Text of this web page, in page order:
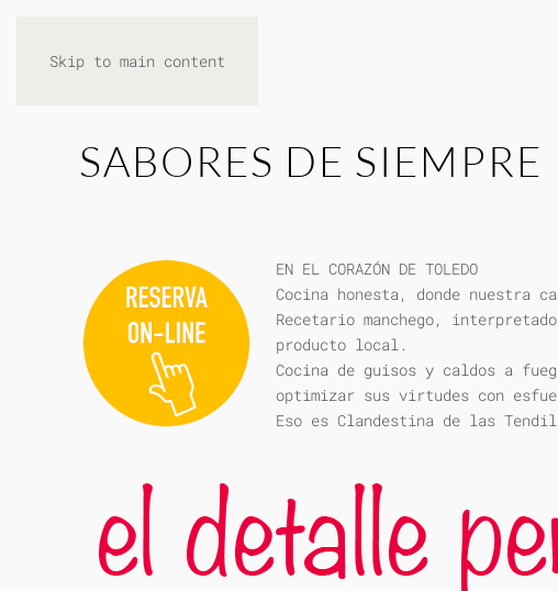
Skip to main content
SABORES DE SIEMPRE
EN EL CORAZÓN DE TOLEDO
Cocina honesta, donde nuestra
Recetario manchego,
producto local.
Cocina de guisos y caldos a
optimizar sus virtudes con
Eso es Clandestina de las